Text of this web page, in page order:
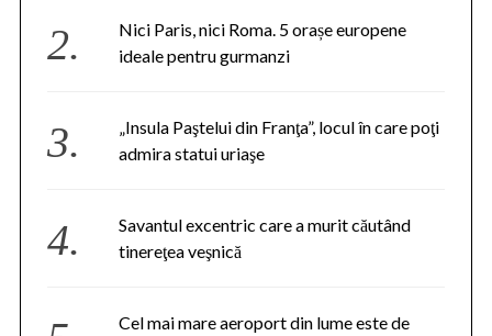
Nici Paris, nici Roma. 5 orașe europene
ideale pentru gurmanzi
„Insula Paştelui din Franţa”, locul în care poţi
admira statui uriaşe
Savantul excentric care a murit căutând
tinereţea veşnică
Cel mai mare aeroport din lume este de